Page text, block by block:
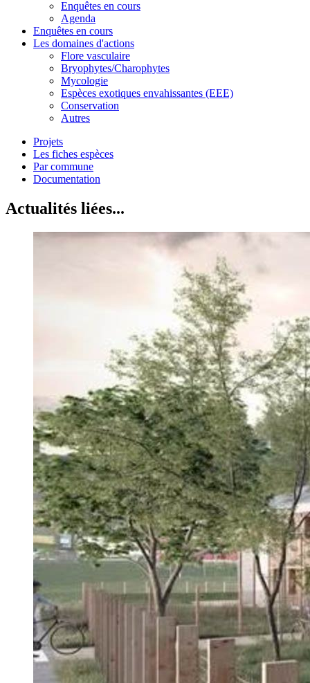
Enquêtes en cours
Agenda
Enquêtes en cours
Les domaines d'actions
Flore vasculaire
Bryophytes/Charophytes
Mycologie
Espèces exotiques envahissantes (EEE)
Conservation
Autres
Projets
Les fiches espèces
Par commune
Documentation
Actualités liées...